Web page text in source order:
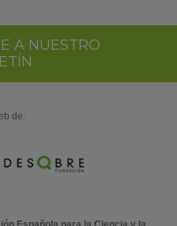
A NUESTRO
de: